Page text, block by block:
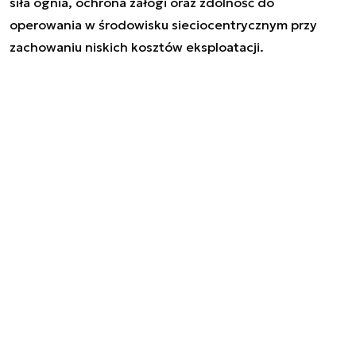
operowania w środowisku sieciocentrycznym przy
zachowaniu niskich kosztów eksploatacji.